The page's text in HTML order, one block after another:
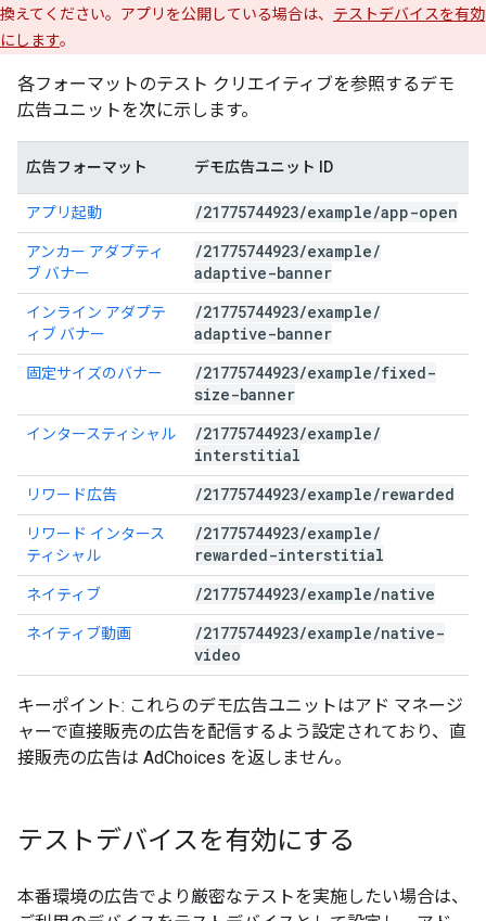
換えてください。アプリを公開している場合は、 テストデバイスを有効
にします。
各フォーマットのテスト クリエイティブを参照するデモ
広告ユニットを次に示します。
広告フォーマット デモ広告ユニット ID
アプリ起動 /21775744923/example/app-open
アンカー アダプティ
ブ バナー
/21775744923/example/
adaptive-banner
インライン アダプテ
ィブ バナー
/21775744923/example/
adaptive-banner
固定サイズのバナー /21775744923/example/fixed-
size-banner
インタースティシャル /21775744923/example/
interstitial
リワード広告 /21775744923/example/rewarded
リワード インタース
ティシャル
/21775744923/example/
rewarded-interstitial
ネイティブ /21775744923/example/native
ネイティブ動画 /21775744923/example/native-
video
キーポイント: これらのデモ広告ユニットはアド マネージ
ャーで直接販売の広告を配信するよう設定されており、直
接販売の広告は AdChoices を返しません。
テストデバイスを有効にする
本番環境の広告でより厳密なテストを実施したい場合は、